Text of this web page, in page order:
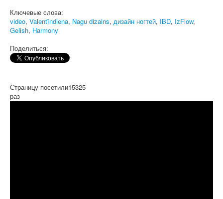
Ключевые слова:
video, Valentīndiena, Nagu dizains, дизайн ногтей, IBD, IzFlow,
Gelish, Harmony
Поделиться:
Страницу посетили15325
раз